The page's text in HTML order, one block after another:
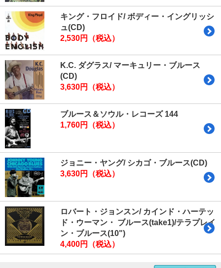
キング・フロイド/ ボディー・イングリッシ
ュ(CD)
2,530円（税込）
K.C. ダグラス/ マーキュリー・ブルース
(CD)
3,630円（税込）
ブルース＆ソウル・レコーズ 144
1,760円（税込）
ジョニー・ヤング/ シカゴ・ブルース(CD)
3,630円（税込）
ロバート・ジョンスン/ カインド・ハーテッ
ド・ウーマン・ ブルース(take1)/テラプレイ
ン・ブルース(10")
4,400円（税込）